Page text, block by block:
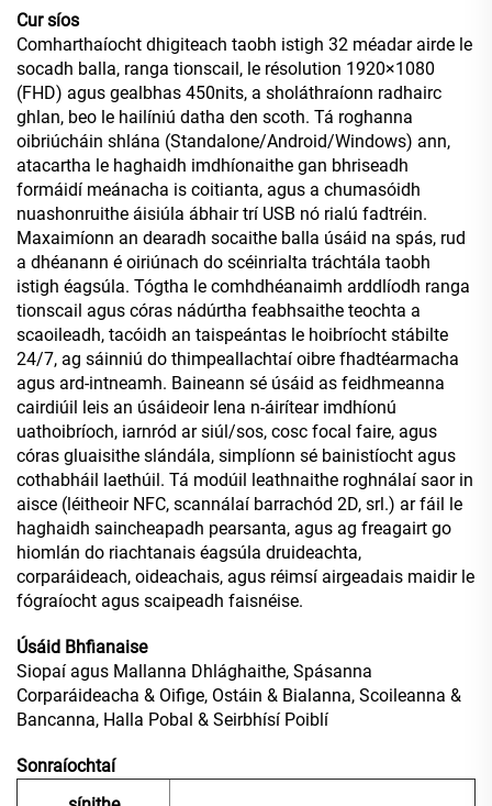
Cur síos
Comharthaíocht dhigiteach taobh istigh 32 méadar airde le
socadh balla, ranga tionscail, le résolution 1920×1080
(FHD) agus gealbhas 450nits, a sholáthraíonn radhairc
ghlan, beo le hailíniú datha den scoth. Tá roghanna
oibriúcháin shlána (Standalone/Android/Windows) ann,
atacartha le haghaidh imdhíonaithe gan bhriseadh
formáidí meánacha is coitianta, agus a chumasóidh
nuashonruithe áisiúla ábhair trí USB nó rialú fadtréin.
Maxaimíonn an dearadh socaithe balla úsáid na spás, rud
a dhéanann é oiriúnach do scéinrialta tráchtála taobh
istigh éagsúla. Tógtha le comhdhéanaimh arddlíodh ranga
tionscail agus córas nádúrtha feabhsaithe teochta a
scaoileadh, tacóidh an taispeántas le hoibríocht stábilte
24/7, ag sáinniú do thimpeallachtaí oibre fhadtéarmacha
agus ard-intneamh. Baineann sé úsáid as feidhmeanna
cairdiúil leis an úsáideoir lena n-áirítear imdhíonú
uathoibríoch, iarnród ar siúl/sos, cosc focal faire, agus
córas gluaisithe slándála, simplíonn sé bainistíocht agus
cothabháil laethúil. Tá modúil leathnaithe roghnálaí saor in
aisce (léitheoir NFC, scannálaí barrachód 2D, srl.) ar fáil le
haghaidh saincheapadh pearsanta, agus ag freagairt go
hiomlán do riachtanais éagsúla druideachta,
corparáideach, oideachais, agus réimsí airgeadais maidir le
fógraíocht agus scaipeadh faisnéise.
Úsáid Bhfianaise
Siopaí agus Mallanna Dhlághaithe, Spásanna
Corparáideacha & Oifige, Ostáin & Bialanna, Scoileanna &
Bancanna, Halla Pobal & Seirbhísí Poiblí
Sonraíochtaí